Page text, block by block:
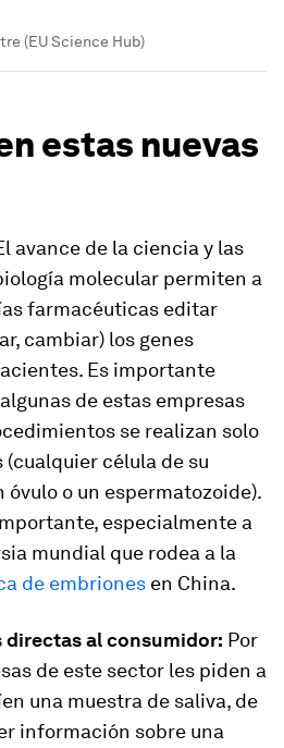
(EU Science Hub)
estas nuevas
avance de la ciencia y las
molecular permiten a
farmacéuticas editar
cambiar) los genes
Es importante
de estas empresas
se realizan solo
célula de su
óvulo o un espermatozoide).
especialmente a
mundial que rodea a la
de embriones en China.
directas al consumidor: Por
de este sector les piden a
una muestra de saliva, de
información sobre una